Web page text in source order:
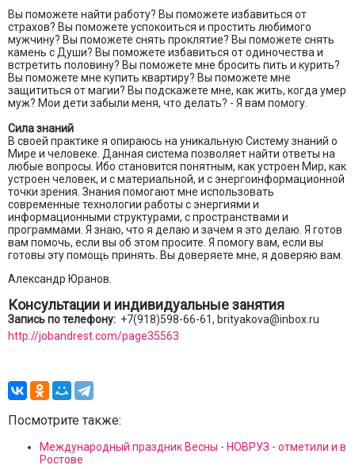
Вы поможете найти работу? Вы поможете избавиться от
страхов? Вы поможете успокоиться и простить любимого
мужчину? Вы поможете снять проклятие? Вы поможете снять
камень с Души? Вы поможете избавиться от одиночества и
встретить половину? Вы поможете мне бросить пить и курить?
Вы поможете мне купить квартиру? Вы поможете мне
защититься от магии? Вы подскажете мне, как жить, когда умер
муж? Мои дети забыли меня, что делать? - Я вам помогу.
Сила знаний
В своей практике я опираюсь на уникальную Систему знаний о
Мире и человеке. Данная система позволяет найти ответы на
любые вопросы. Ибо становится понятным, как устроен Мир, как
устроен человек, и с материальной, и с энергоинформационной
точки зрения. Знания помогают мне использовать
современные технологии работы с энергиями и
информационными структурами, с пространствами и
программами. Я знаю, что я делаю и зачем я это делаю. Я готов
вам помочь, если вы об этом просите. Я помогу вам, если вы
готовы эту помощь принять. Вы доверяете мне, я доверяю вам.
Александр Юранов.
Консультации и индивидуальные занятия
Запись по телефону: +7(918)598-66-61, brityakova@inbox.ru
http://jobandrest.com/page35563
Посмотрите также:
Международный праздник Весны - НОВРУЗ - отметили и в
Ростове